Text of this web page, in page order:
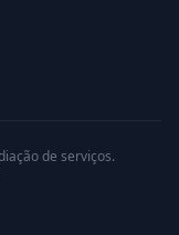
de serviços.